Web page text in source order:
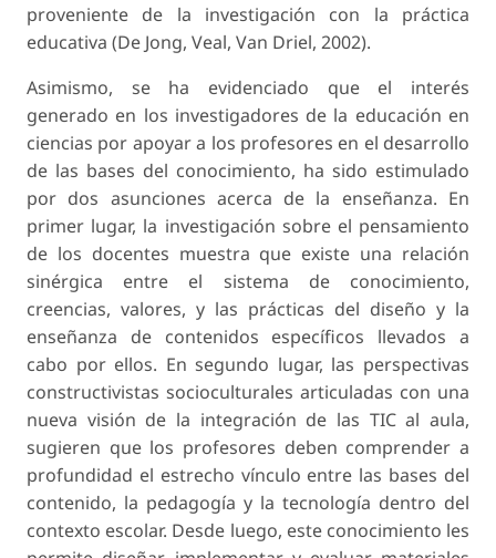
proveniente de la investigación con la práctica
educativa (De Jong, Veal, Van Driel, 2002).
Asimismo, se ha evidenciado que el interés
generado en los investigadores de la educación en
ciencias por apoyar a los profesores en el desarrollo
de las bases del conocimiento, ha sido estimulado
por dos asunciones acerca de la enseñanza. En
primer lugar, la investigación sobre el pensamiento
de los docentes muestra que existe una relación
sinérgica entre el sistema de conocimiento,
creencias, valores, y las prácticas del diseño y la
enseñanza de contenidos específicos llevados a
cabo por ellos. En segundo lugar, las perspectivas
constructivistas socioculturales articuladas con una
nueva visión de la integración de las TIC al aula,
sugieren que los profesores deben comprender a
profundidad el estrecho vínculo entre las bases del
contenido, la pedagogía y la tecnología dentro del
contexto escolar. Desde luego, este conocimiento les